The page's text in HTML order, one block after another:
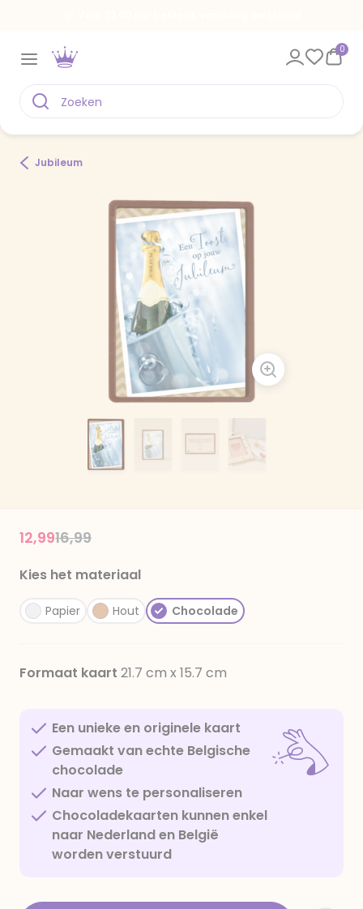
0
Jubileum
Price reduced from
16,99to
12,99
Kies het materiaal
Papier Hout Chocolade
Formaat kaart 21.7 cm x 15.7 cm
Een unieke en originele kaart
Gemaakt van echte Belgische
chocolade
Naar wens te personaliseren
Chocoladekaarten kunnen enkel
naar Nederland en België
worden verstuurd